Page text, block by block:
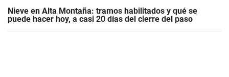
Nieve en Alta Montaña: tramos habilitados y qué se
puede hacer hoy, a casi 20 días del cierre del paso